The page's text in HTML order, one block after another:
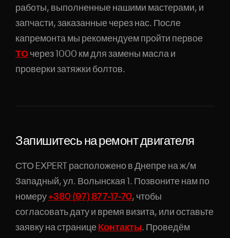
работы, выполненные нашими мастерами, и
запчасти, заказанные через нас. После
капремонта мы рекомендуем пройти первое
ТО через 1000 км для замены масла и
проверки затяжки болтов.
Запишитесь на ремонт двигателя
СТО EXPERT расположено в Днепре на ж/м
Западный, ул. Волынская 1. Позвоните нам по
номеру+380 (97) 877-17-70, чтобы
согласовать дату и время визита, или оставьте
заявку на странице Контакты. Проведём